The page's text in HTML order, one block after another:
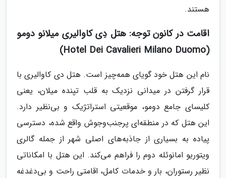
هستند.
اقامت در کانون توجه: هتل دِی کاوالیری میلانو دومو
(Hotel Dei Cavalieri Milano Duomo)
نام این هتل خود گویای همه‌چیز است. هتل دی کاوالیری با
قرار گرفتن در میدانی نزدیک به قلب تپنده میلان، یعنی
کلیسای جامع دومو، موقعیتی استراتژیک و بی‌نظیر دارد.
این هتل که در منطقه‌ای پرجنب‌وجوش واقع شده، دسترسی
پیاده به بسیاری از جاذبه‌های اصلی شهر از جمله گالری
ویتوریو امانوئله دوم را فراهم می‌کند. این هتل با امکاناتی
نظیر رستوران، بار و خدمات کامل، اقامتی راحت و بی‌دغدغه